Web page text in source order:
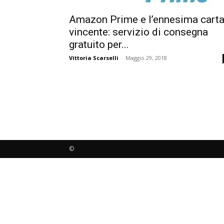
Amazon Prime e l’ennesima carta
vincente: servizio di consegna
gratuito per...
Vittoria Scarselli - Maggio 29, 2018
©